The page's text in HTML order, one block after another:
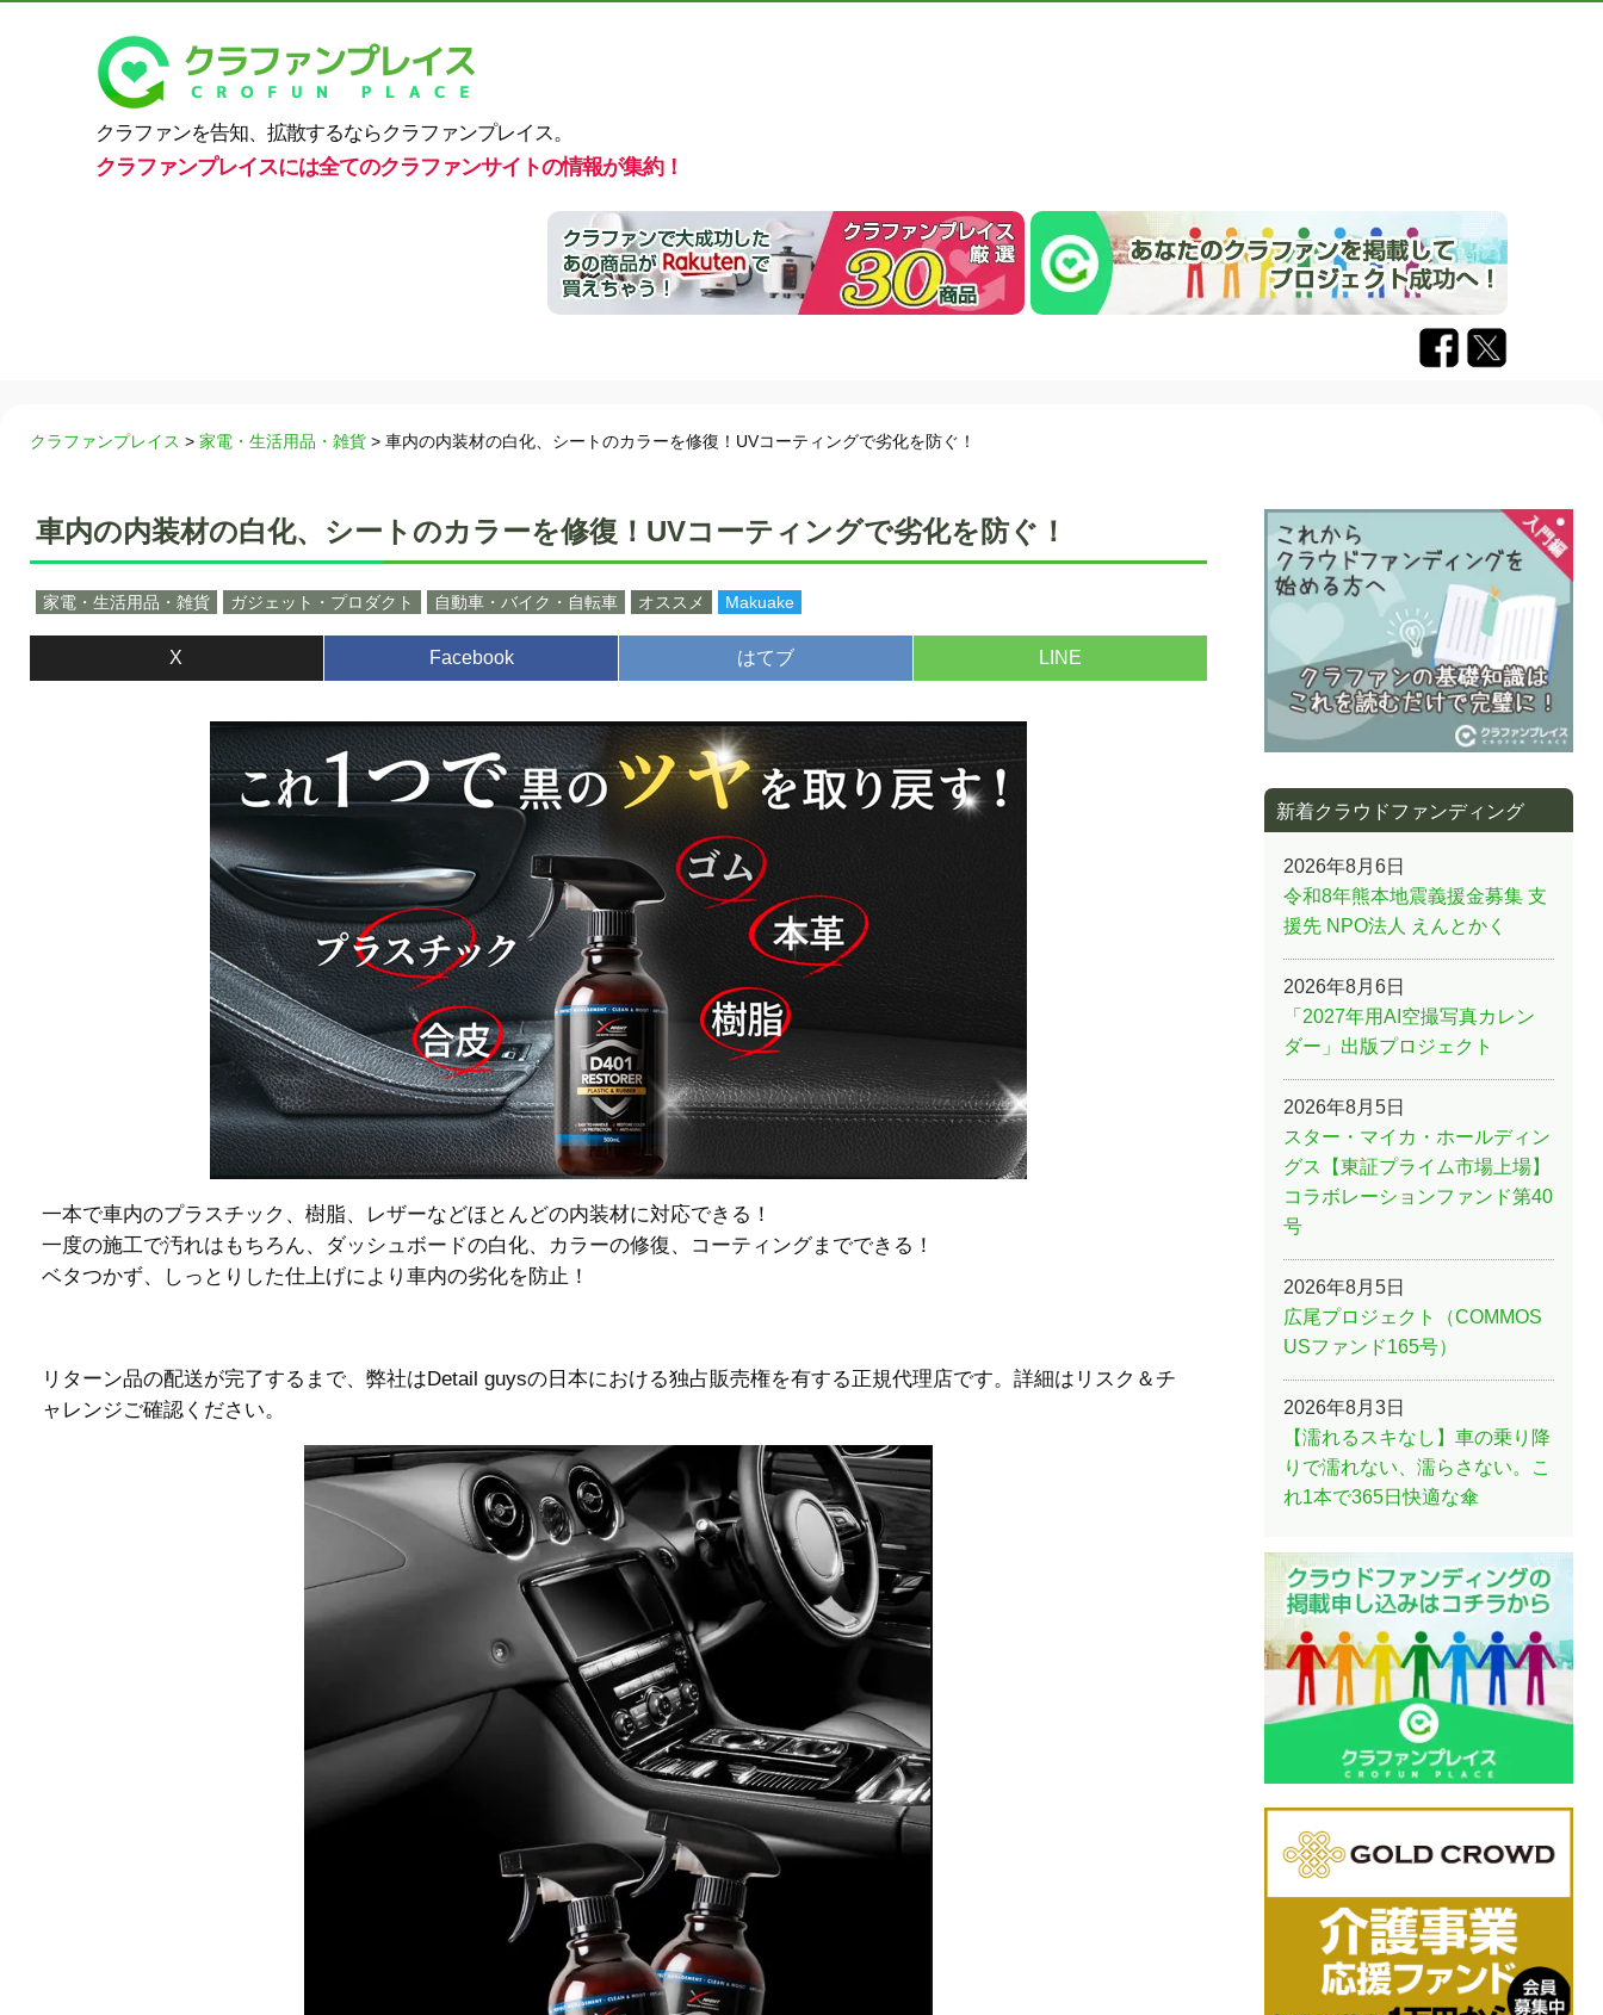
クラファンを告知、拡散するならクラファンプレイス。
クラファンプレイスには全てのクラファンサイトの情報が集約！
クラファンプレイス > 家電・生活用品・雑貨 > 車内の内装材の白化、シートのカラーを修復！UVコーティングで劣化を防ぐ！
車内の内装材の白化、シートのカラーを修復！UVコーティングで劣化を防ぐ！
家電・生活用品・雑貨 ガジェット・プロダクト 自動車・バイク・自転車 オススメ Makuake
X Facebook はてブ LINE
一本で車内のプラスチック、樹脂、レザーなどほとんどの内装材に対応できる！
一度の施工で汚れはもちろん、ダッシュボードの白化、カラーの修復、コーティングまでできる！
ベタつかず、しっとりした仕上げにより車内の劣化を防止！
リターン品の配送が完了するまで、弊社はDetail guysの日本における独占販売権を有する正規代理店です。詳細はリスク＆チ
ャレンジご確認ください。
新着クラウドファンディング
2026年8月6日
令和8年熊本地震義援金募集 支
援先 NPO法人 えんとかく
2026年8月6日
「2027年用AI空撮写真カレン
ダー」出版プロジェクト
2026年8月5日
スター・マイカ・ホールディン
グス【東証プライム市場上場】
コラボレーションファンド第40
号
2026年8月5日
広尾プロジェクト（COMMOS
USファンド165号）
2026年8月3日
【濡れるスキなし】車の乗り降
りで濡れない、濡らさない。こ
れ1本で365日快適な傘